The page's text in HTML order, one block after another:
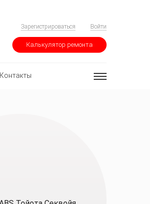
Зарегистрироваться Войти
Калькулятор ремонта
Контакты